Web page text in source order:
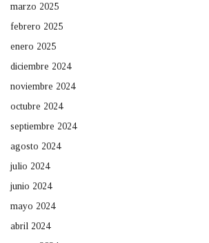
marzo 2025
febrero 2025
enero 2025
diciembre 2024
noviembre 2024
octubre 2024
septiembre 2024
agosto 2024
julio 2024
junio 2024
mayo 2024
abril 2024